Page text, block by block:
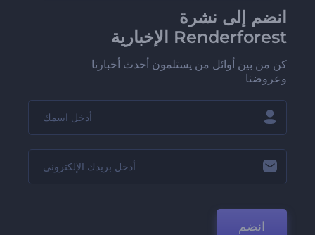
انضم إلى نشرة
Renderforest الإخبارية
كن من بين أوائل من يستلمون أحدث أخبارنا
وعروضنا
انضم